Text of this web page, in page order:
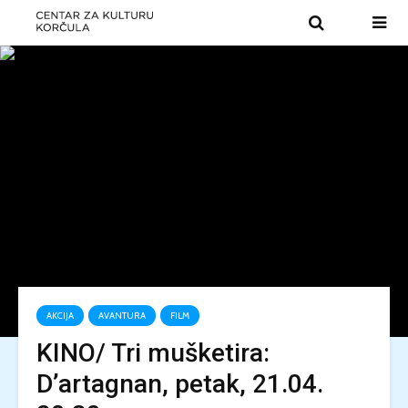
AKCIJA AVANTURA FILM
KINO/ Tri mušketira:
D’artagnan, petak, 21.04.